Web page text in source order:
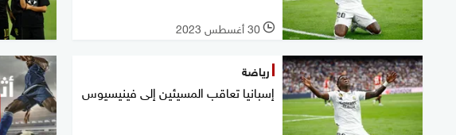
l 30 أغسطس 2023
رياضة
إسبانيا تعاقب المسيئين إلى فينيسيوس